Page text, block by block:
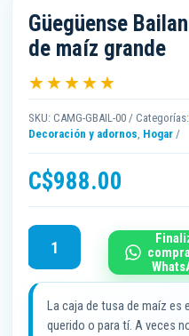
Güegüense
de maíz grande
★★★★★
SKU:CAMG-GBAIL-00 Categorías:
Decoración y adornos, Hogar
C$988.00
Güegüense
Bailando
Caja
La caja de tusa de maíz es
querido o para tí. A veces